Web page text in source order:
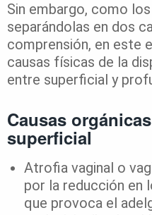
Sin embargo, como
separándolas en dos
comprensión, en este
causas físicas de la
entre superficial y
Causas
superficial
Atrofia vaginal o
por la reducción en
que provoca el